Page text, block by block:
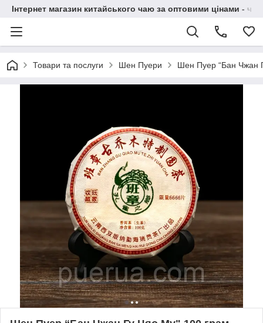
Інтернет магазин китайського чаю за оптовими цінами -
Товари та послуги Шен Пуери Шен Пуер “Бан Чжан